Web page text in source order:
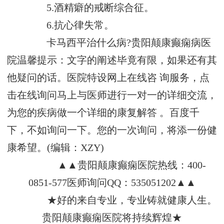
5.酒精癖的戒断综合征。
6.抗心律失常。
卡马西平治什么病?贵阳颠康癫痫病医
院温馨提示：文字的阐述毕竟有限，如果还有其
他疑问的话。医院特设网上在线咨 询服务，点
击在线询问马上与医师进行一对一的详细交流，
为您的疾病做一个详细的康复解答 。百度千
下，不如询问一下。您的一次询问，将添一份健
康希望。(编辑：XZY)
▲▲贵阳颠康癫痫医院热线：400-
0851-577医师询问QQ：535051202▲▲
★好的来自专业，专业铸就健康人生。
贵阳颠康癫痫医院将持续辉煌★